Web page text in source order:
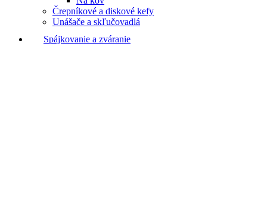
Črepníkové a diskové kefy
Unášače a skľučovadlá
Spájkovanie a zváranie